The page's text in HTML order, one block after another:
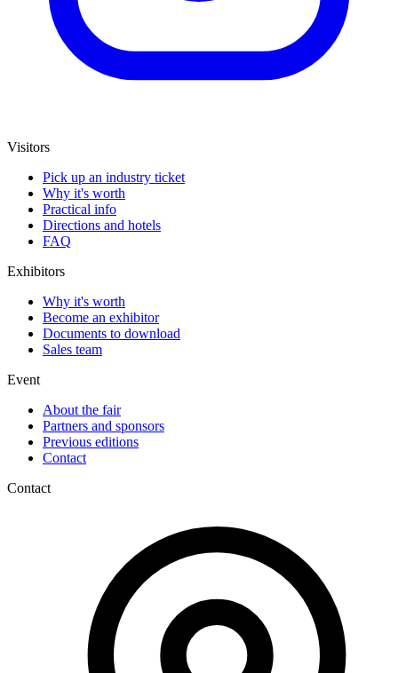
Visitors
Pick up an industry ticket
Why it's worth
Practical info
Directions and hotels
FAQ
Exhibitors
Why it's worth
Become an exhibitor
Documents to download
Sales team
Event
About the fair
Partners and sponsors
Previous editions
Contact
Contact